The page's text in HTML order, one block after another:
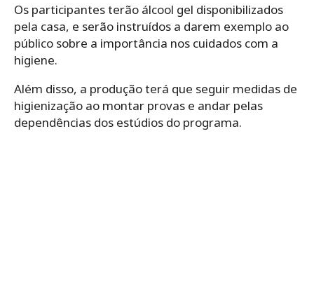
Os participantes terão álcool gel disponibilizados
pela casa, e serão instruídos a darem exemplo ao
público sobre a importância nos cuidados com a
higiene.
Além disso, a produção terá que seguir medidas de
higienização ao montar provas e andar pelas
dependências dos estúdios do programa.